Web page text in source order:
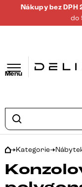
Nákupy bez DPH
do
Menu
Kategorie